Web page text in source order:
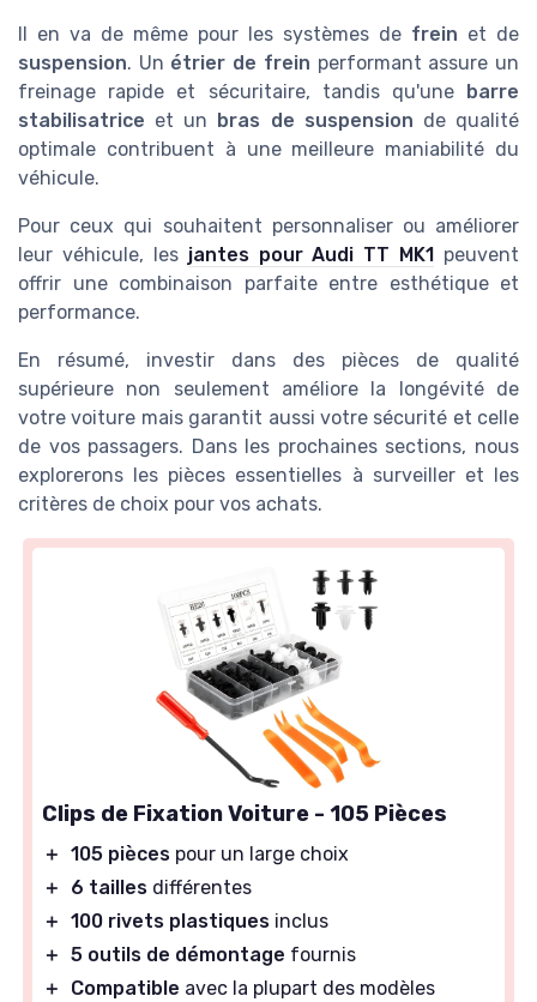
Il en va de même pour les systèmes de frein et de
suspension. Un étrier de frein performant assure un
freinage rapide et sécuritaire, tandis qu'une barre
stabilisatrice et un bras de suspension de qualité
optimale contribuent à une meilleure maniabilité du
véhicule.
Pour ceux qui souhaitent personnaliser ou améliorer
leur véhicule, les jantes pour Audi TT MK1 peuvent
offrir une combinaison parfaite entre esthétique et
performance.
En résumé, investir dans des pièces de qualité
supérieure non seulement améliore la longévité de
votre voiture mais garantit aussi votre sécurité et celle
de vos passagers. Dans les prochaines sections, nous
explorerons les pièces essentielles à surveiller et les
critères de choix pour vos achats.
Clips de Fixation Voiture - 105 Pièces
＋ 105 pièces pour un large choix
＋
6 tailles différentes
＋ 100 rivets plastiques inclus
＋ 5 outils de démontage fournis
＋
Compatible avec la plupart des modèles